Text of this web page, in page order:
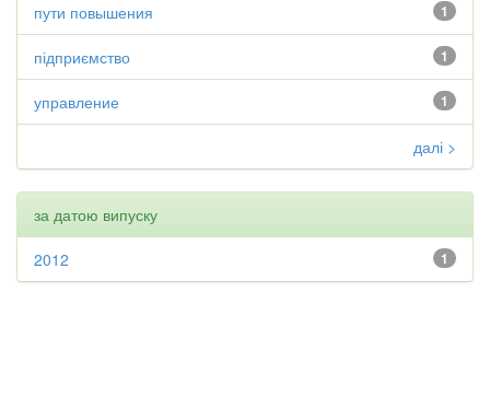
1
пути повышения
1
підприємство
1
управление
далі >
за датою випуску
1
2012